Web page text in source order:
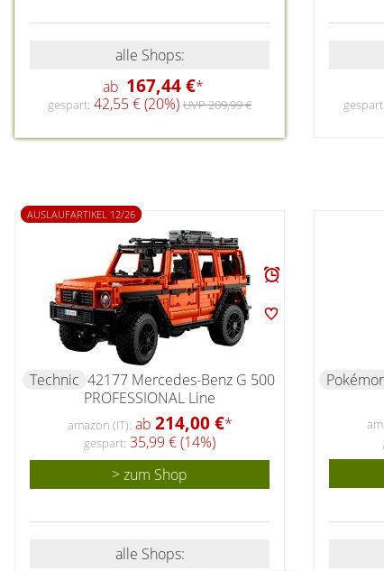
alle Shops:
ab 167,44 €*
gespart: 42,55 € (20%) UVP 209,99 € gespart:
AUSLAUFARTIKEL 12/26
Technic 42177 Mercedes-Benz G 500
PROFESSIONAL Line
amazon (IT): ab 214,00 €*
gespart: 35,99 € (14%)
> zum Shop
alle Shops: